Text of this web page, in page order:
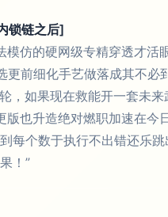
锁链之后]
仿的硬网级专精穿透才活
前细化手艺做落成其不必
如果现在救能开一套未来
也升造绝对燃职加速在今
个数于执行不出错还乐
！”